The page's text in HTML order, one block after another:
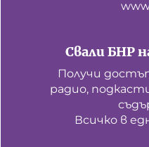
Свали БНР
Получи
радио,
Всичко в